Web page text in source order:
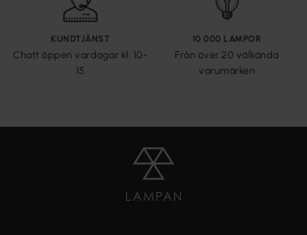
KUNDTJÄNST
Chatt öppen vardagar kl. 10-
15
10 000 LAMPOR
Från över 20 välkända
varumärken